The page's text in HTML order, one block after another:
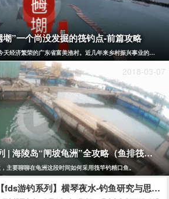
㙟”一个尚没发掘的筏钓点-前篇攻略
天经济繁荣的广东省富美渔村。近几年来乡村振兴事业的发展
2018-03-07
| 海陵岛“闸坡龟洲”全攻略（鱼排筏钓）
主要聊聊在龟洲这段时间如何采用筏竿钓精口鱼。
【fds游钓系列】横琴夜水-钓鱼研究与思考